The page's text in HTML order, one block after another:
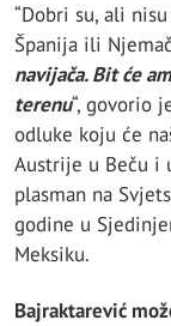
“Dobri su, ali
Španija ili
navijača. Bit će
terenu“, govorio
odluke koju će
Austrije u Beču i
plasman na
godine u
Meksiku.
Bajraktarević